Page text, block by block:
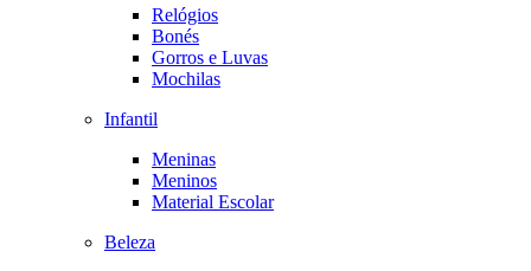
Relógios
Bonés
Gorros e Luvas
Mochilas
Infantil
Meninas
Meninos
Material Escolar
Beleza